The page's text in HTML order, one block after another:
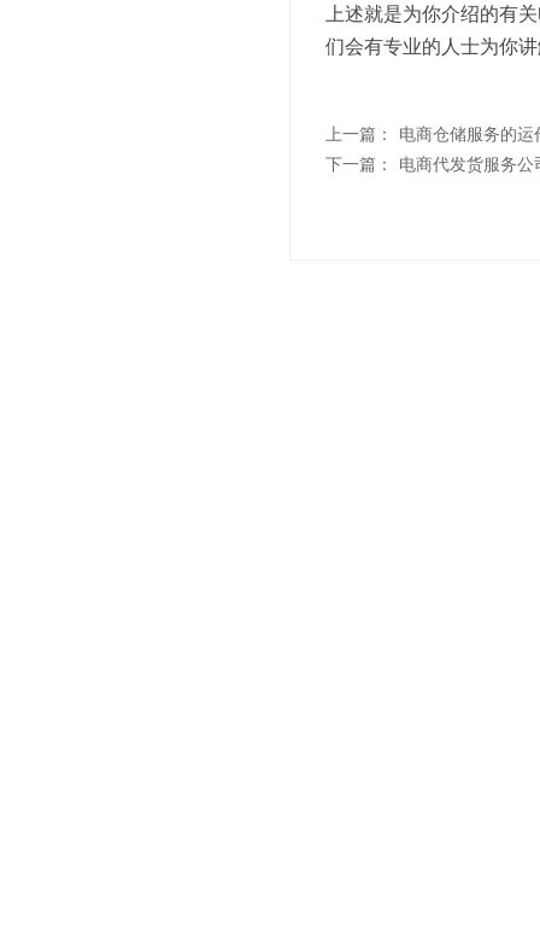
上述就是为你介绍的有
们会有专业的人士为你
上一篇：
电商仓储服务的
下一篇：
电商代发货服务公